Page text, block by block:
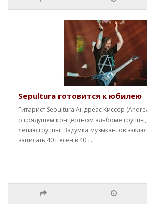
Sepultura готовится к юбилею
Гитарист Sepultura Андреас Киссер
о грядущем концертном альбоме
летию группы. Задумка музыкантов
записать 40 песен в 40 г..